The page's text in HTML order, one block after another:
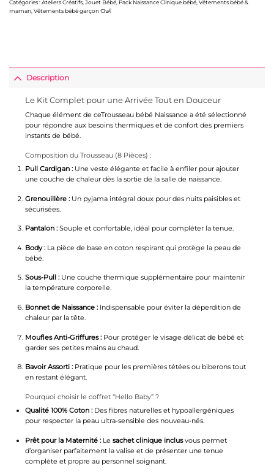
Catégories :Ateliers Créatifs,Jouet Bébé, Pack Naissance Clinique bébé,Vêtements bébé &
maman,Vêtements bébé garçon 👕👶
Description
Le Kit Complet pour une Arrivée Tout en Douceur
Chaque élément de ceTrousseau bébé Naissance a été sélectionné
pour répondre aux besoins thermiques et de confort des premiers
instants de bébé.
Composition du Trousseau (8 Pièces) :
Pull Cardigan :Une veste élégante et facile à enfiler pour ajouter
une couche de chaleur dès la sortie de la salle de naissance.
Grenouillère :Un pyjama intégral doux pour des nuits paisibles et
sécurisées.
Pantalon :Souple et confortable, idéal pour compléter la tenue.
Body :La pièce de base en coton respirant qui protège la peau de
bébé.
Sous-Pull :Une couche thermique supplémentaire pour maintenir
la température corporelle.
Bonnet de Naissance :Indispensable pour éviter la déperdition de
chaleur par la tête.
Moufles Anti-Griffures :Pour protéger le visage délicat de bébé et
garder ses petites mains au chaud.
Bavoir Assorti :Pratique pour les premières tétées ou biberons tout
en restant élégant.
Pourquoi choisir le coffret “Hello Baby” ?
Qualité 100% Coton :Des fibres naturelles et hypoallergéniques
pour respecter la peau ultra-sensible des nouveau-nés.
Prêt pour la Maternité :Le sachet clinique inclusvous permet
d’organiser parfaitement la valise et de présenter une tenue
complète et propre au personnel soignant.